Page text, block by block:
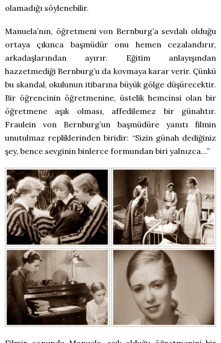
olamadığı söylenebilir.
Manuela’nın, öğretmeni von Bernburg’a sevdalı olduğu
ortaya çıkınca başmüdür onu hemen cezalandırır,
arkadaşlarından ayırır. Eğitim anlayışından
hazzetmediği Bernburg’u da kovmaya karar verir. Çünkü
bu skandal, okulunun itibarına büyük gölge düşürecektir.
Bir öğrencinin öğretmenine, üstelik hemcinsi olan bir
öğretmene aşık olması, affedilemez bir günahtır.
Fraulein von Bernburg’un başmüdüre yanıtı filmin
unutulmaz repliklerinden biridir: “Sizin günah dediğiniz
şey, bence sevginin binlerce formundan biri yalnızca…”